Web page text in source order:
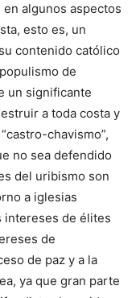
algunos aspectos
esto es, un
contenido católico
de
un significante
a toda costa y
chavismo”,
no sea defendido
del uribismo son
a iglesias
intereses de élites
de
de paz y a la
ya que gran parte